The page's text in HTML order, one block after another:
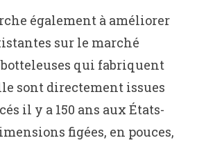
également à améliorer
sur le marché
botteleuses qui fabriquent
sont directement issues
il y a 150 ans aux États-
figées, en pouces,